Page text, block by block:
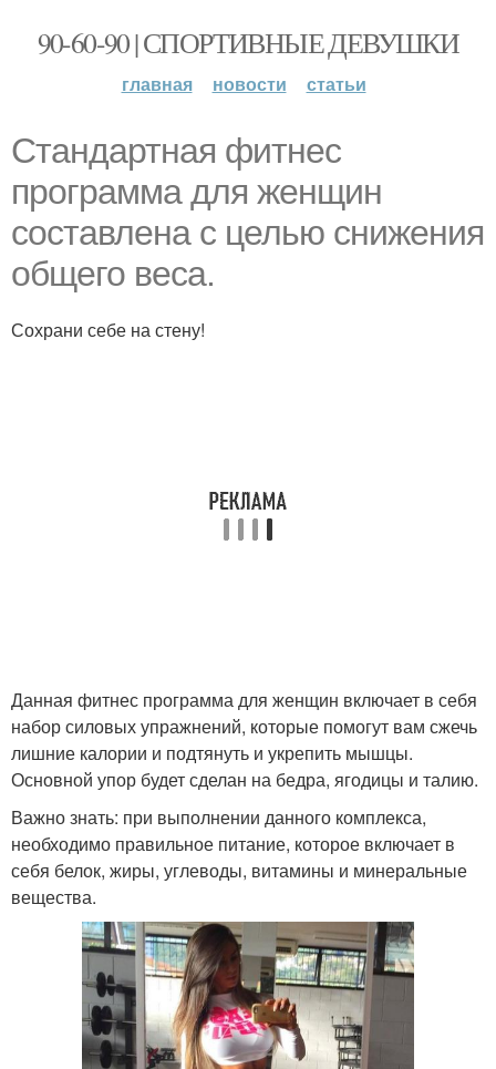
90-60-90 | СПОРТИВНЫЕ ДЕВУШКИ
главная новости статьи
Стандартная фитнес
программа для женщин
составлена с целью снижения
общего веса.
Сохрани себе на стену!
Данная фитнес программа для женщин включает в себя
набор силовых упражнений, которые помогут вам сжечь
лишние калории и подтянуть и укрепить мышцы.
Основной упор будет сделан на бедра, ягодицы и талию.
Важно знать: при выполнении данного комплекса,
необходимо правильное питание, которое включает в
себя белок, жиры, углеводы, витамины и минеральные
вещества.